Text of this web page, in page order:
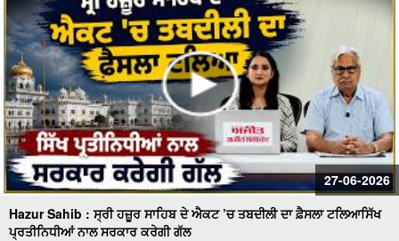
27-06-2026
Hazur Sahib : ਸ੍ਰੀ ਹਜ਼ੂਰ ਸਾਹਿਬ ਦੇ ਐਕਟ ’ਚ ਤਬਦੀਲੀ ਦਾ ਫ਼ੈਸਲਾ ਟਲਿਆਸਿੱਖ
ਪ੍ਰਤੀਨਿਧੀਆਂ ਨਾਲ ਸਰਕਾਰ ਕਰੇਗੀ ਗੱਲ